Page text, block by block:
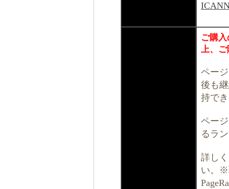
ご購
上、
ペー
後も
持で
ペー
るラ
詳し
い。※